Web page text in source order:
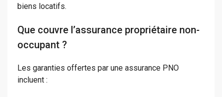
biens locatifs.
Que couvre l’assurance propriétaire non-
occupant ?
Les garanties offertes par une assurance PNO
incluent :